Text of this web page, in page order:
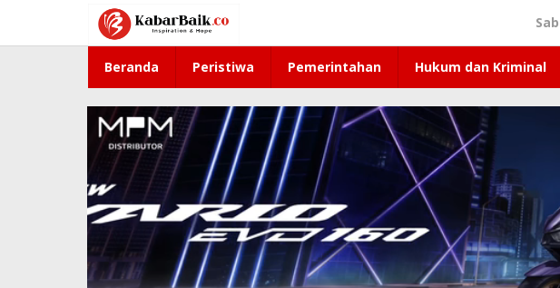
konten
Beranda Peristiwa Pemerintahan Hukum dan Kriminal